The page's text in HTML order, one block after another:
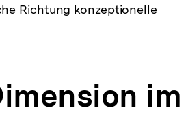
Richtung konzeptionelle
im